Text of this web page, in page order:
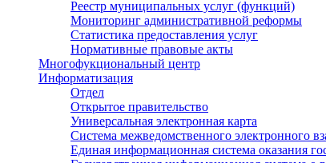
Реестр муниципальных услуг (функций)
Мониторинг административной реформы
Статистика предоставления услуг
Нормативные правовые акты
Многофукциональный центр
Информатизация
Отдел
Открытое правительство
Универсальная электронная карта
Система межведомственного электронного
Единая информационная система оказания